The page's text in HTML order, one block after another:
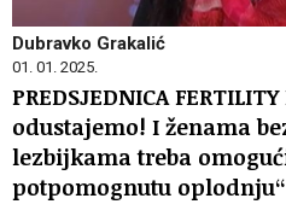
Dubravko Grakalić
01. 01. 2025.
PREDSJEDNICA
odustajemo! I ženama
lezbijkama treba
potpomognutu oplodnju“